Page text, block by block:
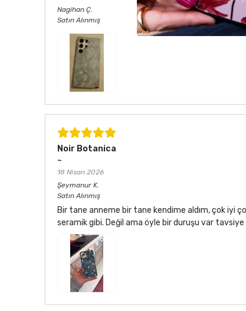
Nagihan Ç.
Satın Alınmış
Noir Botanica
~
18 Nisan 2026
Şeymanur K.
Satın Alınmış
Bir tane anneme bir tane kendime aldım, çok iyi
seramik gibi. Değil ama öyle bir duruşu var